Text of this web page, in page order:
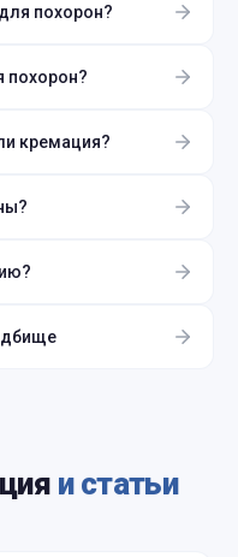
похорон?
похорон?
кремация?
и статьи